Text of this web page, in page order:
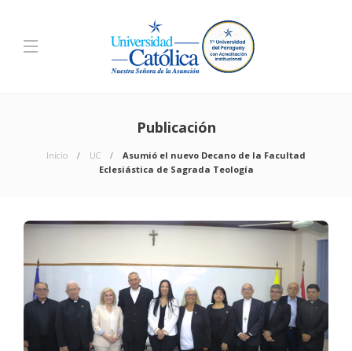
Publicación
Inicio UC
Asumió el nuevo Decano de la Facultad
Eclesiástica de Sagrada Teología